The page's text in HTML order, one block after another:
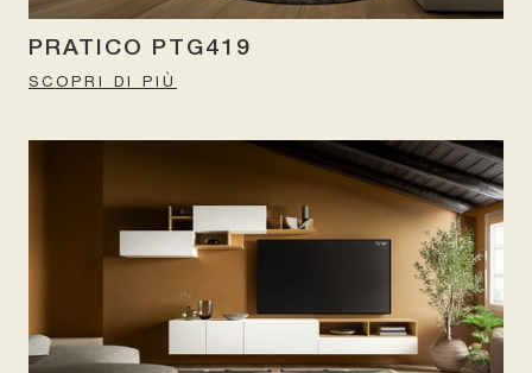
PRATICO PTG419
SCOPRI DI PIÙ